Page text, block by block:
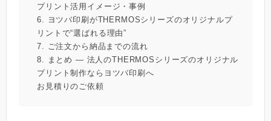
プリント活用イメージ・事例
6. ヨツバ印刷がTHERMOSシリーズのオリジナルプ
リントで“選ばれる理由”
7. ご注文から納品までの流れ
8. まとめ ― 法人のTHERMOSシリーズのオリジナル
プリント制作ならヨツバ印刷へ
お見積りのご依頼